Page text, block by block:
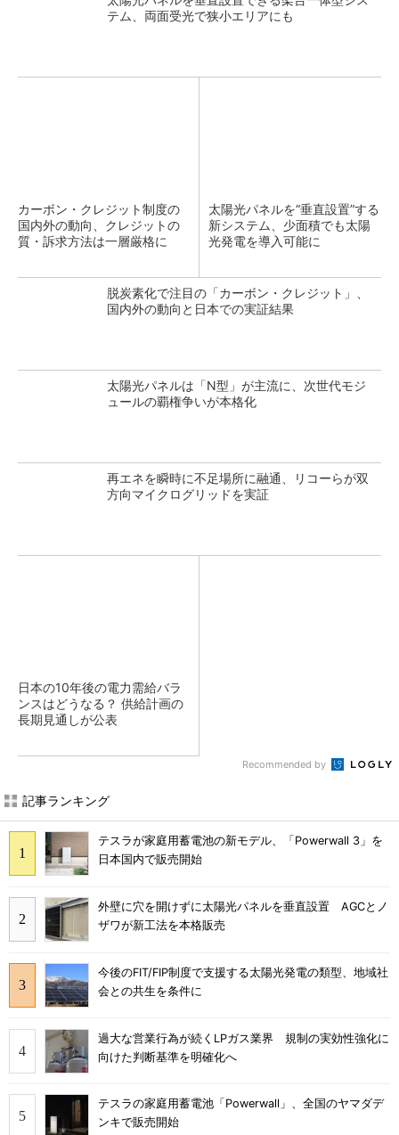
テム、両面受光で狭小エリアにも
カーボン・クレジット制度の
国内外の動向、クレジットの
質・訴求方法は一層厳格に
太陽光パネルを“垂直設置”する
新システム、少面積でも太陽
光発電を導入可能に
脱炭素化で注目の「カーボン・クレジット」、
国内外の動向と日本での実証結果
太陽光パネルは「N型」が主流に、次世代モジ
ュールの覇権争いが本格化
再エネを瞬時に不足場所に融通、リコーらが双
方向マイクログリッドを実証
日本の10年後の電力需給バラ
ンスはどうなる？ 供給計画の
長期見通しが公表
Recommended by
記事ランキング
テスラが家庭用蓄電池の新モデル、「Powerwall 3」を
日本国内で販売開始
外壁に穴を開けずに太陽光パネルを垂直設置 AGCとノ
ザワが新工法を本格販売
今後のFIT/FIP制度で支援する太陽光発電の類型、地域社
会との共生を条件に
過大な営業行為が続くLPガス業界 規制の実効性強化に
向けた判断基準を明確化へ
テスラの家庭用蓄電池「Powerwall」、全国のヤマダデ
ンキで販売開始